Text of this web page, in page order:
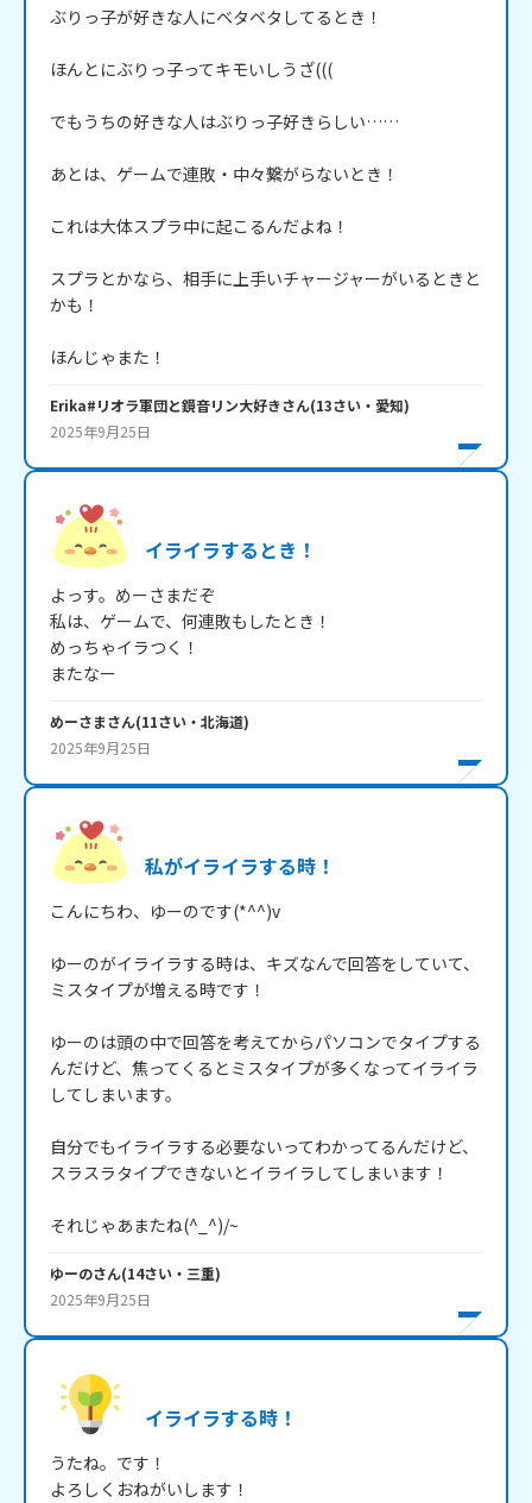
ぶりっ子が好きな人にベタベタしてるとき！
ほんとにぶりっ子ってキモいしうざ(((
でもうちの好きな人はぶりっ子好きらしい……
あとは、ゲームで連敗・中々繋がらないとき！
これは大体スプラ中に起こるんだよね！
スプラとかなら、相手に上手いチャージャーがいるときと
かも！
ほんじゃまた！
Erika#リオラ軍団と鏡音リン大好きさん(13さい・ 愛知)
2025年9月25日
イライラするとき！
よっす。めーさまだぞ
私は、ゲームで、何連敗もしたとき！
めっちゃイラつく！
またなー
めーさまさん(11さい・ 北海道)
2025年9月25日
私がイライラする時！
こんにちわ、ゆーのです(*^^)v
ゆーのがイライラする時は、キズなんで回答をしていて、
ミスタイプが増える時です！
ゆーのは頭の中で回答を考えてからパソコンでタイプする
んだけど、焦ってくるとミスタイプが多くなってイライラ
してしまいます。
自分でもイライラする必要ないってわかってるんだけど、
スラスラタイプできないとイライラしてしまいます！
それじゃあまたね(^_^)/~
ゆーのさん(14さい・ 三重)
2025年9月25日
イライラする時！
うたね。です！
よろしくおねがいします！